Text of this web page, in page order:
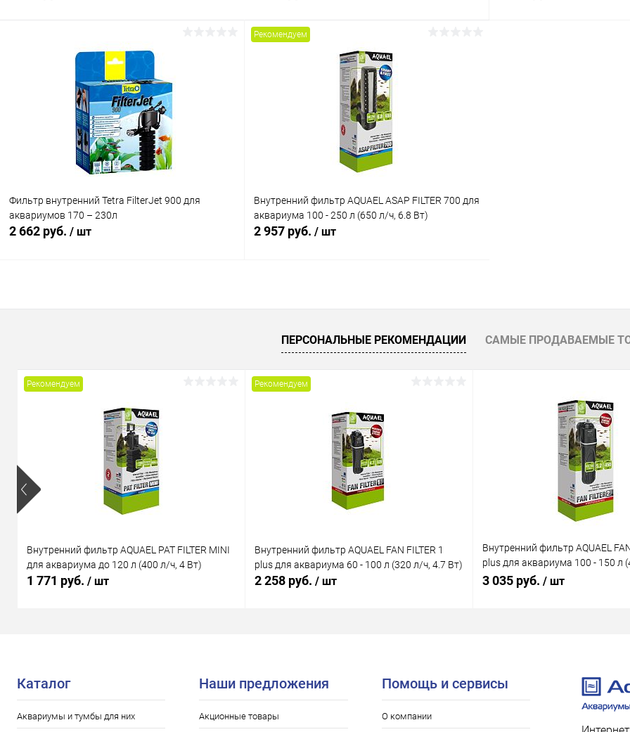
В корзину
Купить в 1 клик Сравнение
В наличии
В корзину
Фильтр внутренний Tetra FilterJet 900 для
аквариумов 170 – 230л
2 662 руб. / шт
Рекомендуем
Внутренний фильтр AQUAEL ASAP FILTER 700 для
аквариума 100 - 250 л (650 л/ч, 6.8 Вт)
2 957 руб. / шт
В наличии
ПЕРСОНАЛЬНЫЕ РЕКОМЕНДАЦИИ САМЫЕ ПРОДАВАЕМЫЕ
Рекомендуем
Внутренний фильтр AQUAEL PAT FILTER MINI
для аквариума до 120 л (400 л/ч, 4 Вт)
1 771 руб. / шт
Рекомендуем
Внутренний фильтр AQUAEL FAN FILTER 1
plus для аквариума 60 - 100 л (320 л/ч, 4.7 Вт)
2 258 руб. / шт
Внутренний фильтр AQUAEL
plus для аквариума 100 - 150 л
Вт)
3 035 руб. / шт
Каталог
Аквариумы и тумбы для них
Наши предложения
Акционные товары
Помощь и сервисы
О компании